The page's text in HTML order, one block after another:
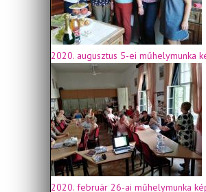
2020. augusztus 5-ei műhelymunka
2020. február 26-ai műhelymunka